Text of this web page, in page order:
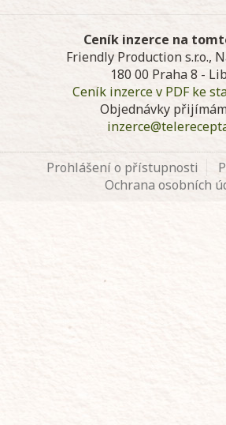
Ceník inzerce na
Friendly Production s.r.o.,
180 00 Praha 8 -
Ceník inzerce v PDF ke
Objednávky
Prohlášení o přístupnosti
Ochrana osobních